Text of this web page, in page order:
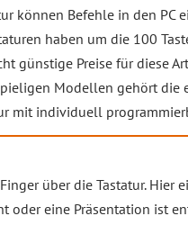
können Befehle in den PC
haben um die 100
günstige Preise für diese
Modellen gehört die
mit individuell
über die Tastatur. Hier
oder eine Präsentation ist